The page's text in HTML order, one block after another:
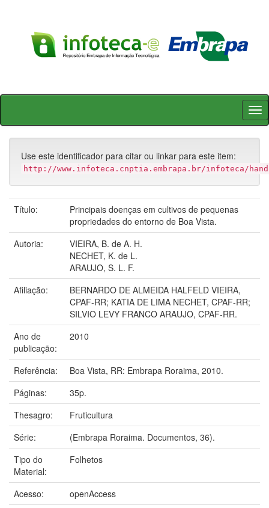
Skip
Use este identificador para citar ou linkar para este item:
http://www.infoteca.cnptia.embrapa.br/infoteca/
Título:
Principais doenças em cultivos de pequenas
propriedades do entorno de Boa Vista.
Autoria:
VIEIRA, B. de A. H.
NECHET, K. de L.
ARAUJO, S. L. F.
Afiliação:
BERNARDO DE ALMEIDA HALFELD VIEIRA,
CPAF-RR; KATIA DE LIMA NECHET, CPAF-RR;
SILVIO LEVY FRANCO ARAUJO, CPAF-RR.
Ano de
publicação:
2010
Referência:
Boa Vista, RR: Embrapa Roraima, 2010.
Páginas:
35p.
Thesagro:
Fruticultura
Série:
(Embrapa Roraima. Documentos, 36).
Tipo do
Material:
Folhetos
Acesso:
openAccess